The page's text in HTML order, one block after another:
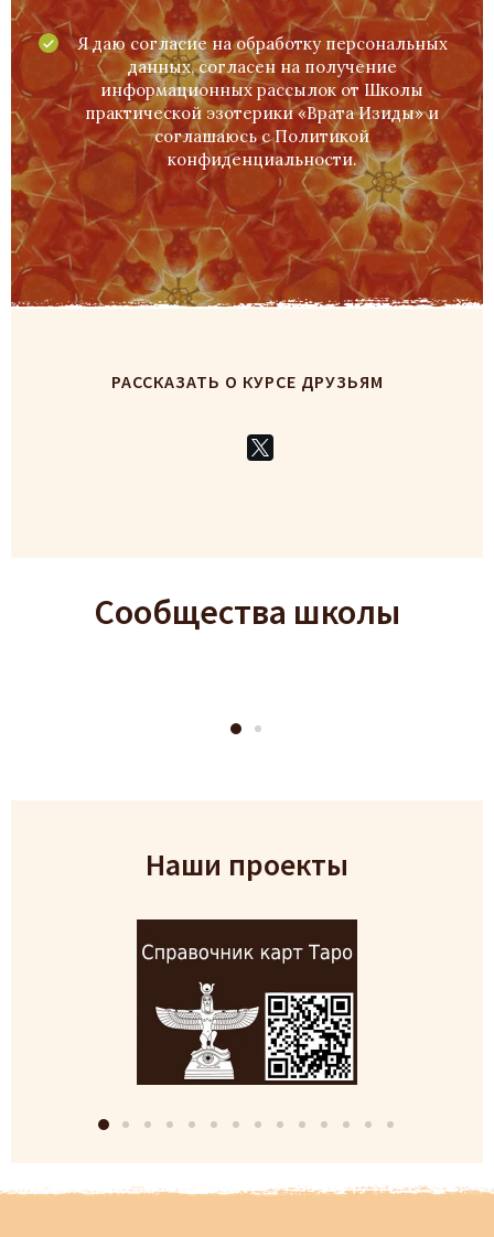
Я даю согласие на обработку персональных
данных, согласен на получение
информационных рассылок от Школы
практической эзотерики «Врата Изиды» и
соглашаюсь cПолитикой
конфиденциальности.
РАССКАЗАТЬ О КУРСЕ ДРУЗЬЯМ
Сообщества школы
Наши проекты